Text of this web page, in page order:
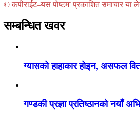
© कपीराईट–यस पोष्टमा प्रकाशित समाचार या
सम्बन्धित खवर
ग्यासको हाहाकार होइन, असफल
गण्डकी प्रज्ञा प्रतिष्ठानको नयाँ